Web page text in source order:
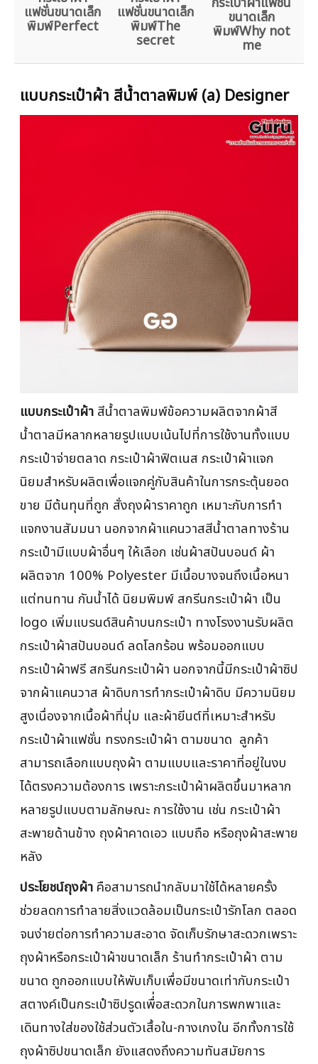
แฟชั่นขนาดเล็ก
พิมพ์Perfect
แฟชั่นขนาดเล็ก
พิมพ์The
secret
ขนาดเล็ก
พิมพ์Why not
me
แบบกระเป๋าผ้า สีน้ำตาลพิมพ์ (a) Designer
แบบกระเป๋าผ้า สีน้ำตาลพิมพ์ข้อความผลิตจากผ้าสี
น้ำตาลมีหลากหลายรูปแบบเน้นไปที่การใช้งานทั้งแบบ
กระเป๋าจ่ายตลาด กระเป๋าผ้าฟิตเนส กระเป๋าผ้าแจก
นิยมสำหรับผลิตเพื่อแจกคู่กับสินค้าในการกระตุ้นยอด
ขาย มีต้นทุนที่ถูก สั่งถุงผ้าราคาถูก เหมาะกับการทำ
แจกงานสัมมนา นอกจากผ้าแคนวาสสีน้ำตาลทางร้าน
กระเป๋ามีแบบผ้าอื่นๆ ให้เลือก เช่นผ้าสปันบอนด์ ผ้า
ผลิตจาก 100% Polyester มีเนื้อบางจนถึงเนื้อหนา
แต่ทนทาน กันน้ำได้ นิยมพิมพ์ สกรีนกระเป๋าผ้า เป็น
logo เพิ่มแบรนด์สินค้าบนกระเป๋า ทางโรงงานรับผลิต
กระเป๋าผ้าสปันบอนด์ ลดโลกร้อน พร้อมออกแบบ
กระเป๋าผ้าฟรี สกรีนกระเป๋าผ้า นอกจากนี้มีกระเป๋าผ้าซิป
จากผ้าแคนวาส ผ้าดิบการทำกระเป๋าผ้าดิบ มีความนิยม
สูงเนื่องจากเนื้อผ้าที่นุ่ม และผ้ายีนต์ที่เหมาะสำหรับ
กระเป๋าผ้าแฟชั่น ทรงกระเป๋าผ้า ตามขนาด ลูกค้า
สามารถเลือกแบบถุงผ้า ตามแบบและราคาที่อยู่ในงบ
ได้ตรงความต้องการ เพราะกระเป๋าผ้าผลิตขึ้นมาหลาก
หลายรูปแบบตามลักษณะ การใช้งาน เช่น กระเป๋าผ้า
สะพายด้านข้าง ถุงผ้าคาดเอว แบบถือ หรือถุงผ้าสะพาย
หลัง
ประโยชน์ถุงผ้า คือสามารถนำกลับมาใช้ได้หลายครั้ง
ช่วยลดการทำลายสิ่งแวดล้อมเป็นกระเป๋ารักโลก ตลอด
จนง่ายต่อการทำความสะอาด จัดเก็บรักษาสะดวกเพราะ
ถุงผ้าหรือกระเป๋าผ้าขนาดเล็ก ร้านทำกระเป๋าผ้า ตาม
ขนาด ถูกออกแบบให้พับเก็บเพื่อมีขนาดเท่ากับกระเป๋า
สตางค์เป็นกระเป๋าซิปรูดเพื่่อสะดวกในการพกพาและ
เดินทางใส่ของใช้ส่วนตัวเสื้อใน-กางเกงใน อีกทั้งการใช้
ถุงผ้าซิปขนาดเล็ก ยังแสดงถึงความทันสมัยการ